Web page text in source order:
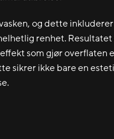
og dette inkluderer
renhet. Resultatet
som gjør overflaten
sikrer ikke bare en